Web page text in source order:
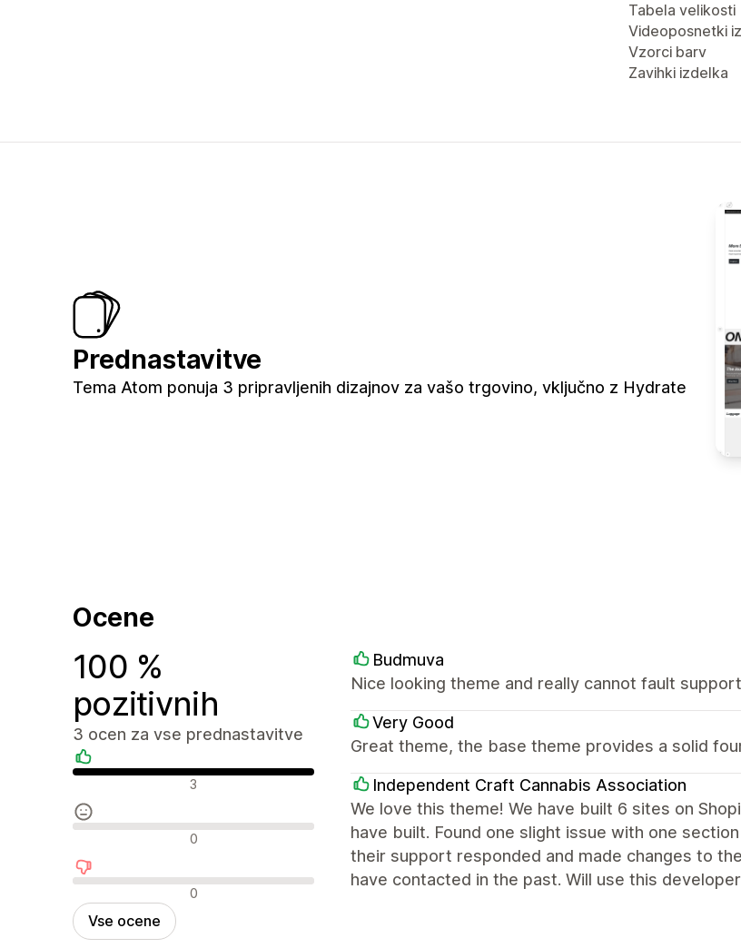
Tabela velikosti
Videoposnetki
Vzorci barv
Zavihki izdelka
Prednastavitve
Tema Atom ponuja 3 pripravljenih dizajnov za vašo trgovino, vključno z Hydrate
Ocene
100 %
pozitivnih
3 ocen za vse prednastavitve
Pozitivne ocene 3
Nevtralne ocene 0
Negativne ocene 0
Vse ocene
Budmuva
Nice looking theme and really cannot fault
Very Good
Great theme, the base theme provides a solid
Independent Craft Cannabis Association
We love this theme! We have built 6 sites on
have built. Found one slight issue with one
their support responded and made changes to
have contacted in the past. Will use this